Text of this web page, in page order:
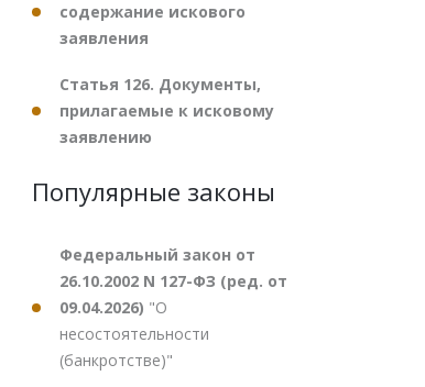
содержание искового
заявления
Статья 126. Документы,
прилагаемые к исковому
заявлению
Популярные законы
Федеральный закон от
26.10.2002 N 127-ФЗ (ред. от
09.04.2026) "О
несостоятельности
(банкротстве)"